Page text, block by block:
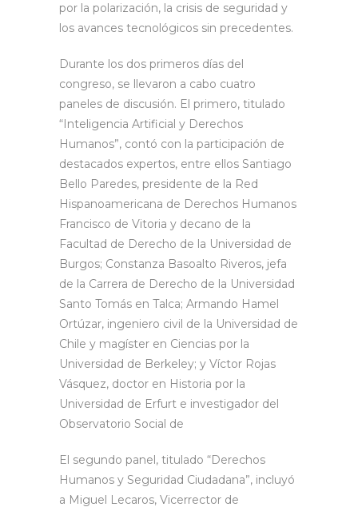
por la polarización, la crisis de seguridad y
los avances tecnológicos sin precedentes.
Durante los dos primeros días del
congreso, se llevaron a cabo cuatro
paneles de discusión. El primero, titulado
“Inteligencia Artificial y Derechos
Humanos”, contó con la participación de
destacados expertos, entre ellos Santiago
Bello Paredes, presidente de la Red
Hispanoamericana de Derechos Humanos
Francisco de Vitoria y decano de la
Facultad de Derecho de la Universidad de
Burgos; Constanza Basoalto Riveros, jefa
de la Carrera de Derecho de la Universidad
Santo Tomás en Talca; Armando Hamel
Ortúzar, ingeniero civil de la Universidad de
Chile y magíster en Ciencias por la
Universidad de Berkeley; y Víctor Rojas
Vásquez, doctor en Historia por la
Universidad de Erfurt e investigador del
Observatorio Social de
El segundo panel, titulado “Derechos
Humanos y Seguridad Ciudadana”, incluyó
a Miguel Lecaros, Vicerrector de